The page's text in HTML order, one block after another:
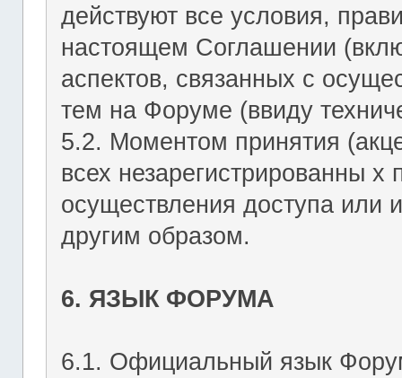
действуют все условия,
настоящем Соглашении
аспектов, связанных с
тем на Форуме (ввиду
5.2. Моментом принятия
всех незарегистрированны х
осуществления доступа
другим образом.
6. ЯЗЫК ФОРУМА
6.1. Официальный язык